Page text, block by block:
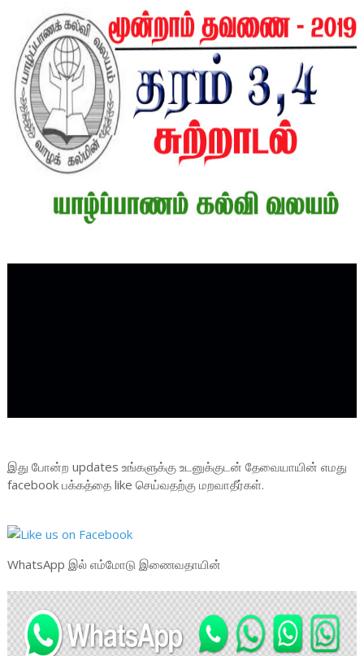
இது போன்ற updates உங்களுக்கு உடனுக்குடன் தேவையாயின் எமது
facebook பக்கத்தை like செய்வதற்கு மறவாதீர்கள்.
WhatsApp இல் எம்மோடு இணைவதாயின்